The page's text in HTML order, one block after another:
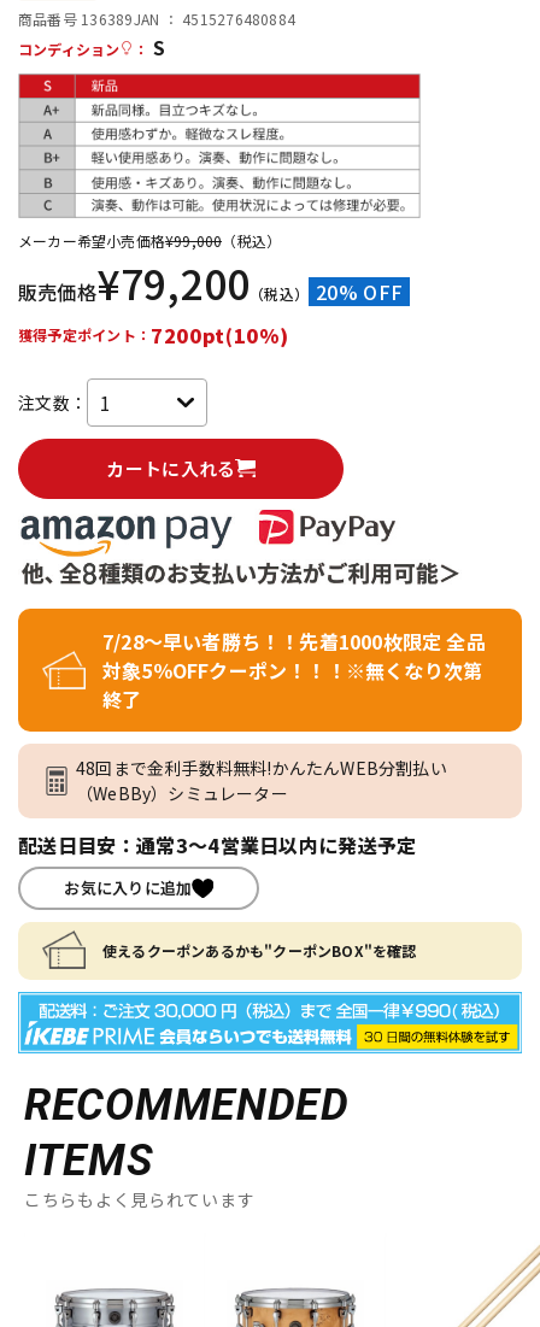
中古 ヴィンテージ
商品番号 136389JAN ： 4515276480884
コンディション
： S
メーカー希望小売価格¥99,000 （税込）
販売価格¥79,200 （税込） 20% OFF
獲得予定ポイント： 7200pt(10%)
注文数：
カートに入れる
7/28～早い者勝ち！！先着1000枚限定 全品
対象5％OFFクーポン！！！※無くなり次第
終了
48回まで金利手数料無料!かんたんWEB分割払い
（WeBBy）シミュレーター
配送日目安：通常3～4営業日以内に発送予定
お気に入りに追加
使えるクーポンあるかも"クーポンBOX"を確認
RECOMMENDED
ITEMS
こちらもよく見られています